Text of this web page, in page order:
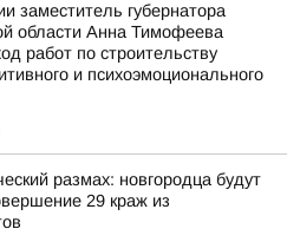
заместитель губернатора
области Анна Тимофеева
работ по строительству
и психоэмоционального
размах: новгородца будут
29 краж из